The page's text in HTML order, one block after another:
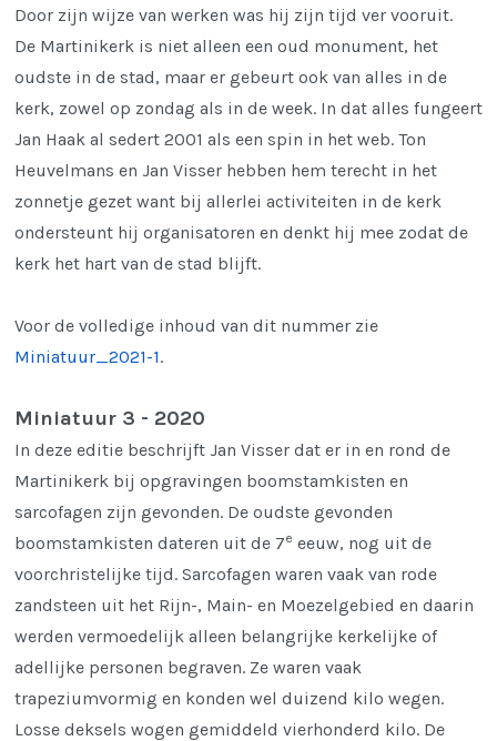
Door zijn wijze van werken was hij zijn tijd ver vooruit.
De Martinikerk is niet alleen een oud monument, het
oudste in de stad, maar er gebeurt ook van alles in de
kerk, zowel op zondag als in de week. In dat alles fungeert
Jan Haak al sedert 2001 als een spin in het web. Ton
Heuvelmans en Jan Visser hebben hem terecht in het
zonnetje gezet want bij allerlei activiteiten in de kerk
ondersteunt hij organisatoren en denkt hij mee zodat de
kerk het hart van de stad blijft.
Voor de volledige inhoud van dit nummer zie
Miniatuur_2021-1.
Miniatuur 3 - 2020
In deze editie beschrijft Jan Visser dat er in en rond de
Martinikerk bij opgravingen boomstamkisten en
sarcofagen zijn gevonden. De oudste gevonden
boomstamkisten dateren uit de 7e eeuw, nog uit de
voorchristelijke tijd. Sarcofagen waren vaak van rode
zandsteen uit het Rijn-, Main- en Moezelgebied en daarin
werden vermoedelijk alleen belangrijke kerkelijke of
adellijke personen begraven. Ze waren vaak
trapeziumvormig en konden wel duizend kilo wegen.
Losse deksels wogen gemiddeld vierhonderd kilo. De